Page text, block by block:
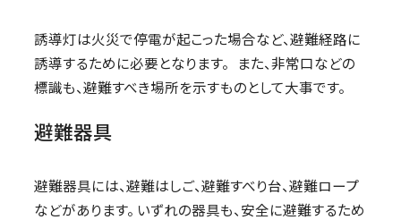
誘導灯は火災で停電が起こった場合など、避難経路に
誘導するために必要となります。 また、非常口などの
標識も、避難すべき場所を示すものとして大事です。
避難器具
避難器具には、避難はしご、避難すべり台、避難ロープ
などがあります。 いずれの器具も、安全に避難するため